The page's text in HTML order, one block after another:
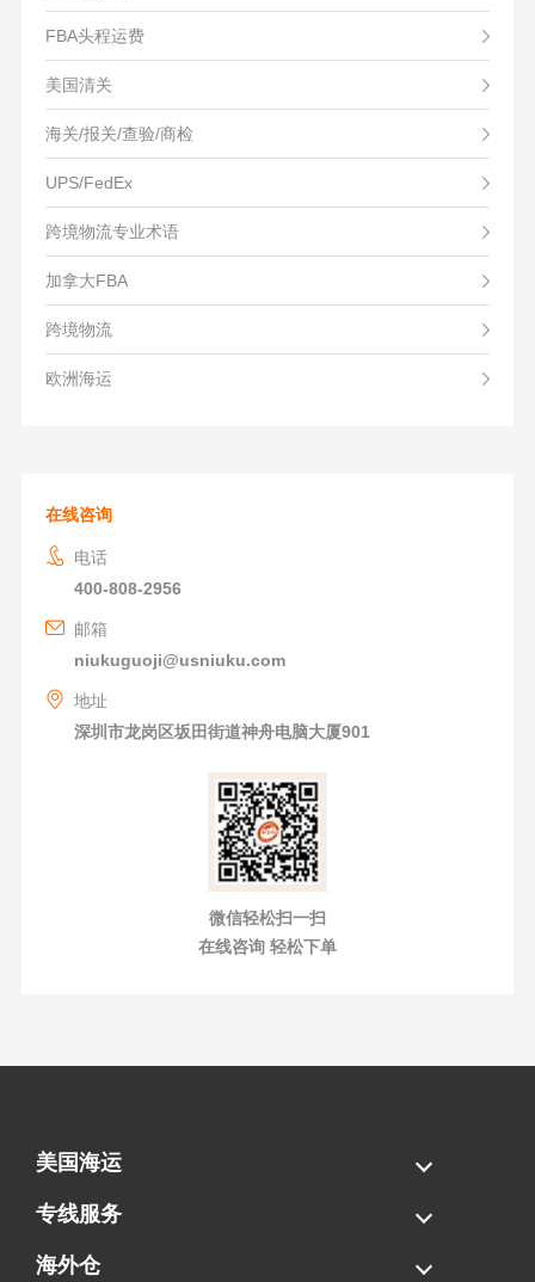
FBA头程运费
美国清关
海关/报关/查验/商检
UPS/FedEx
跨境物流专业术语
加拿大FBA
跨境物流
欧洲海运
在线咨询
电话
400-808-2956
邮箱
niukuguoji@usniuku.com
地址
深圳市龙岗区坂田街道神舟电脑大厦901
微信轻松扫一扫
在线咨询 轻松下单
美国海运
海运拼柜
海运整柜
美国海卡
加拿大海运
专线服务
FBA专线直送
超大件专线
AWD专线
电池专线
海外仓